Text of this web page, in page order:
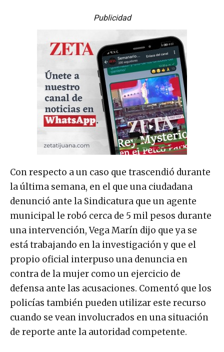
Publicidad
Con respecto a un caso que trascendió durante
la última semana, en el que una ciudadana
denunció ante la Sindicatura que un agente
municipal le robó cerca de 5 mil pesos durante
una intervención, Vega Marín dijo que ya se
está trabajando en la investigación y que el
propio oficial interpuso una denuncia en
contra de la mujer como un ejercicio de
defensa ante las acusaciones. Comentó que los
policías también pueden utilizar este recurso
cuando se vean involucrados en una situación
de reporte ante la autoridad competente.